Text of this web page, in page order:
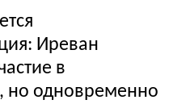
Иреван
в
но одновременно